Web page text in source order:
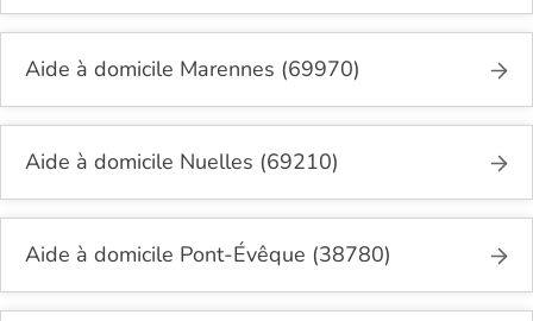
Aide à domicile Marennes (69970)
Aide à domicile Nuelles (69210)
Aide à domicile Pont-Évêque (38780)